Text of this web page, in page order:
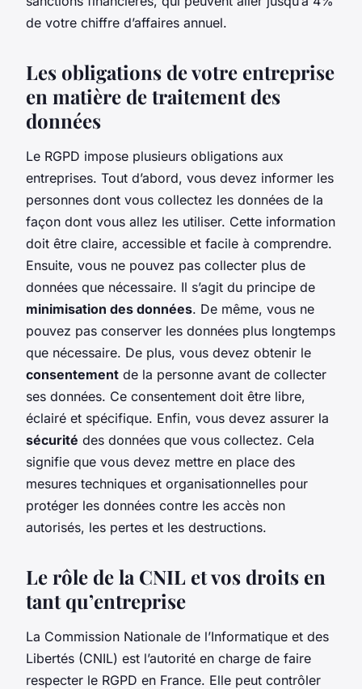
de votre chiffre d’affaires annuel.
Les obligations de votre entreprise
en matière de traitement des
données
Le RGPD impose plusieurs obligations aux
entreprises. Tout d’abord, vous devez informer les
personnes dont vous collectez les données de la
façon dont vous allez les utiliser. Cette information
doit être claire, accessible et facile à comprendre.
Ensuite, vous ne pouvez pas collecter plus de
données que nécessaire. Il s’agit du principe de
minimisation des données. De même, vous ne
pouvez pas conserver les données plus longtemps
que nécessaire. De plus, vous devez obtenir le
consentement de la personne avant de collecter
ses données. Ce consentement doit être libre,
éclairé et spécifique. Enfin, vous devez assurer la
sécurité des données que vous collectez. Cela
signifie que vous devez mettre en place des
mesures techniques et organisationnelles pour
protéger les données contre les accès non
autorisés, les pertes et les destructions.
Le rôle de la CNIL et vos droits en
tant qu’entreprise
La Commission Nationale de l’Informatique et des
Libertés (CNIL) est l’autorité en charge de faire
respecter le RGPD en France. Elle peut contrôler